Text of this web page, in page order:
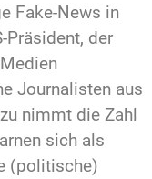
Fake-News in
Präsident, der
Journalisten aus
nimmt die Zahl
sich als
(politische)